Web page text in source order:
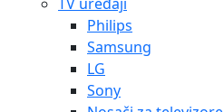
Philips
Samsung
LG
Sony